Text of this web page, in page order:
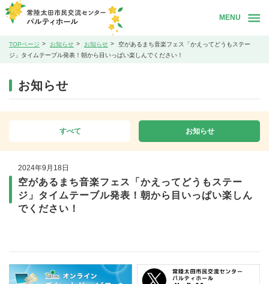
MENU
TOPページ お知らせ お知らせ
空があるまち音楽フェス「かえってどうもステー
ジ」タイムテーブル発表！朝から目いっぱい楽しんでください！
お知らせ
すべて お知らせ
2024年9月18日
空があるまち音楽フェス「かえってどうもステー
ジ」タイムテーブル発表！朝から目いっぱい楽しん
でください！